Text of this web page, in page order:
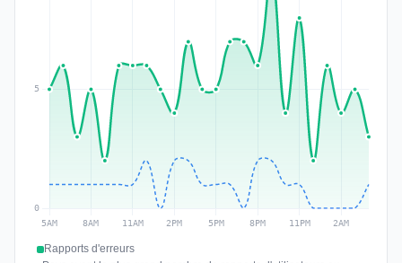
Rapports d'erreurs